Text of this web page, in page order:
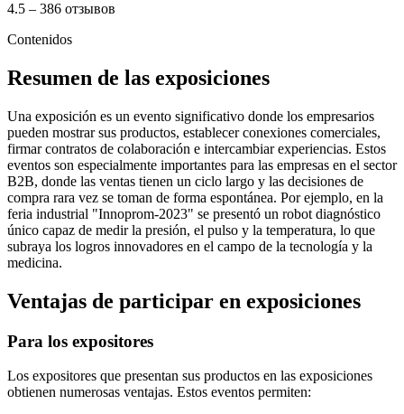
4.5 – 386 отзывов
Contenidos
Resumen de las exposiciones
Una exposición es un evento significativo donde los empresarios
pueden mostrar sus productos, establecer conexiones comerciales,
firmar contratos de colaboración e intercambiar experiencias. Estos
eventos son especialmente importantes para las empresas en el sector
B2B, donde las ventas tienen un ciclo largo y las decisiones de
compra rara vez se toman de forma espontánea. Por ejemplo, en la
feria industrial "Innoprom-2023" se presentó un robot diagnóstico
único capaz de medir la presión, el pulso y la temperatura, lo que
subraya los logros innovadores en el campo de la tecnología y la
medicina.
Ventajas de participar en exposiciones
Para los expositores
Los expositores que presentan sus productos en las exposiciones
obtienen numerosas ventajas. Estos eventos permiten: